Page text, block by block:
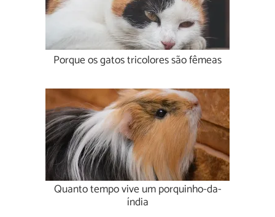
Porque os gatos tricolores são fêmeas
Quanto tempo vive um porquinho-da-
índia